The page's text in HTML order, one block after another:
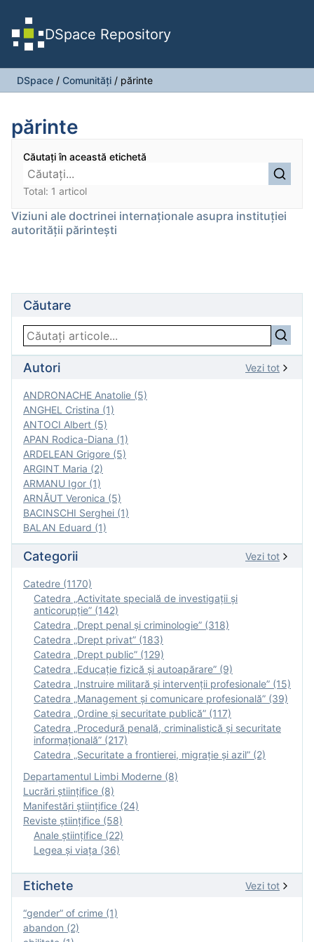
DSpace Repository
DSpace / Comunități / părinte
părinte
Căutați în această etichetă
Total: 1 articol
Viziuni ale doctrinei internaționale asupra instituției
autorității părintești
Căutare
Autori Vezi tot
ANDRONACHE Anatolie (5)
ANGHEL Cristina (1)
ANTOCI Albert (5)
APAN Rodica-Diana (1)
ARDELEAN Grigore (5)
ARGINT Maria (2)
ARMANU Igor (1)
ARNĂUT Veronica (5)
BACINSCHI Serghei (1)
BALAN Eduard (1)
Categorii Vezi tot
Catedre (1170)
Catedra „Activitate specială de investigaţii şi
anticorupție” (142)
Catedra „Drept penal și criminologie” (318)
Catedra „Drept privat” (183)
Catedra „Drept public” (129)
Catedra „Educație fizică şi autoapărare” (9)
Catedra „Instruire militară şi intervenţii profesionale” (15)
Catedra „Management și comunicare profesională” (39)
Catedra „Ordine și securitate publică” (117)
Catedra „Procedură penală, criminalistică și securitate
informațională” (217)
Catedra „Securitate a frontierei, migrație și azil” (2)
Departamentul Limbi Moderne (8)
Lucrări științifice (8)
Manifestări ştiinţifice (24)
Reviste ştiinţifice (58)
Anale ştiinţifice (22)
Legea şi viaţa (36)
Etichete Vezi tot
“gender” of crime (1)
abandon (2)